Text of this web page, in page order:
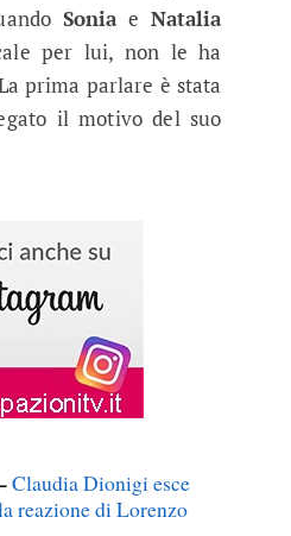
Soniae Natalia
per lui, non le ha
prima parlare è stata
il motivo del suo
Claudia Dionigi esce
reazione di Lorenzo